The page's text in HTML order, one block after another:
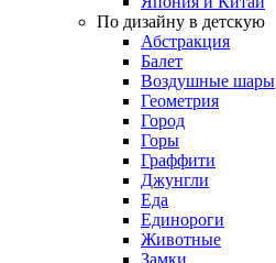
По дизайну в детскую
Абстракция
Балет
Воздушные шары
Геометрия
Город
Горы
Граффити
Джунгли
Еда
Единороги
Животные
Замки